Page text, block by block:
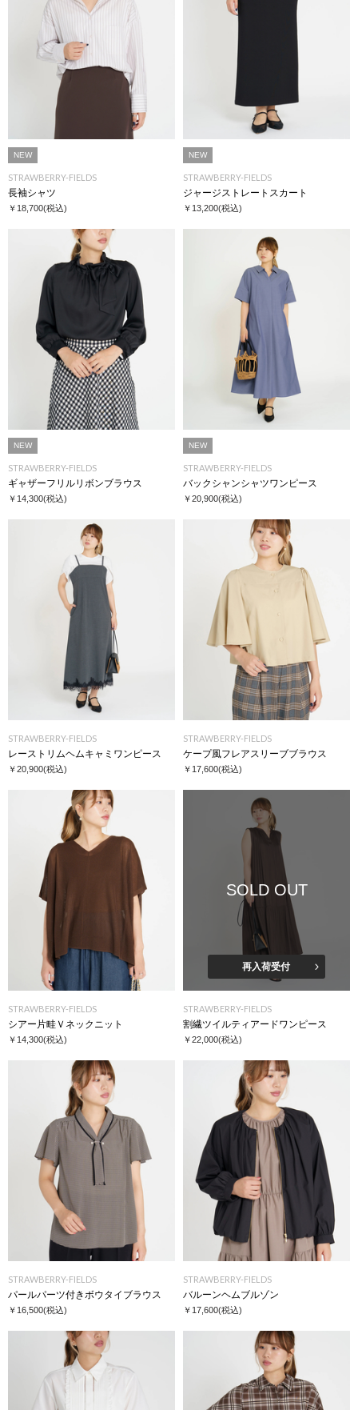
NEW
STRAWBERRY-FIELDS
長袖シャツ
￥18,700(税込)
NEW
STRAWBERRY-FIELDS
ジャージストレートスカート
￥13,200(税込)
NEW
STRAWBERRY-FIELDS
ギャザーフリルリボンブラウス
￥14,300(税込)
NEW
STRAWBERRY-FIELDS
バックシャンシャツワンピース
￥20,900(税込)
STRAWBERRY-FIELDS
レーストリムヘムキャミワンピース
￥20,900(税込)
STRAWBERRY-FIELDS
ケープ風フレアスリーブブラウス
￥17,600(税込)
STRAWBERRY-FIELDS
シアー片畦Ｖネックニット
￥14,300(税込)
SOLD OUT
再入荷受付
STRAWBERRY-FIELDS
割繊ツイルティアードワンピース
￥22,000(税込)
STRAWBERRY-FIELDS
パールパーツ付きボウタイブラウス
￥16,500(税込)
STRAWBERRY-FIELDS
バルーンヘムブルゾン
￥17,600(税込)